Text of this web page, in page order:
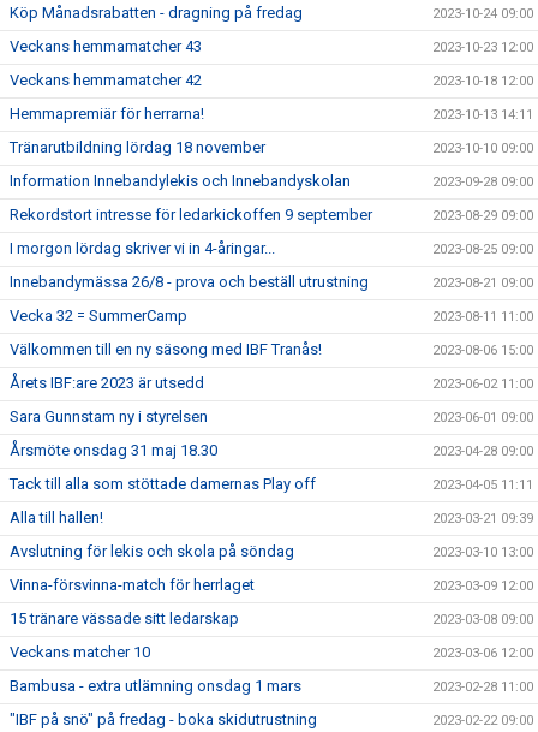
Köp Månadsrabatten - dragning på fredag 2023-10-24 09:00
Veckans hemmamatcher 43 2023-10-23 12:00
Veckans hemmamatcher 42 2023-10-18 12:00
Hemmapremiär för herrarna! 2023-10-13 14:11
Tränarutbildning lördag 18 november 2023-10-10 09:00
Information Innebandylekis och Innebandyskolan 2023-09-28 09:00
Rekordstort intresse för ledarkickoffen 9 september 2023-08-29 09:00
I morgon lördag skriver vi in 4-åringar... 2023-08-25 09:00
Innebandymässa 26/8 - prova och beställ utrustning 2023-08-21 09:00
Vecka 32 = SummerCamp 2023-08-11 11:00
Välkommen till en ny säsong med IBF Tranås! 2023-08-06 15:00
Årets IBF:are 2023 är utsedd 2023-06-02 11:00
Sara Gunnstam ny i styrelsen 2023-06-01 09:00
Årsmöte onsdag 31 maj 18.30 2023-04-28 09:00
Tack till alla som stöttade damernas Play off 2023-04-05 11:11
Alla till hallen! 2023-03-21 09:39
Avslutning för lekis och skola på söndag 2023-03-10 13:00
Vinna-försvinna-match för herrlaget 2023-03-09 12:00
15 tränare vässade sitt ledarskap 2023-03-08 09:00
Veckans matcher 10 2023-03-06 12:00
Bambusa - extra utlämning onsdag 1 mars 2023-02-28 11:00
"IBF på snö" på fredag - boka skidutrustning 2023-02-22 09:00